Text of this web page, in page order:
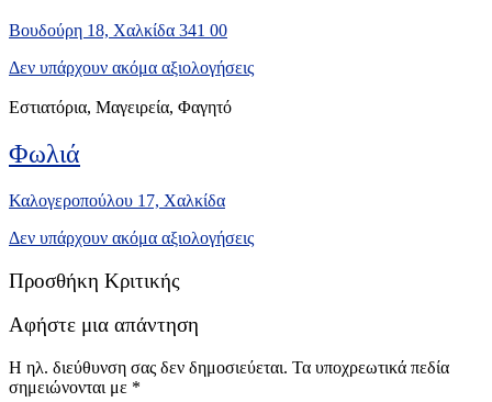
Βουδούρη 18, Χαλκίδα 341 00
Δεν υπάρχουν ακόμα αξιολογήσεις
Εστιατόρια, Μαγειρεία, Φαγητό
Φωλιά
Καλογεροπούλου 17, Xαλκίδα
Δεν υπάρχουν ακόμα αξιολογήσεις
Προσθήκη Κριτικής
Αφήστε μια απάντηση
Η ηλ. διεύθυνση σας δεν δημοσιεύεται. Τα υποχρεωτικά πεδία
σημειώνονται με *